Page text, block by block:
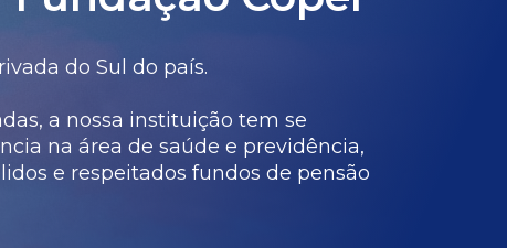
do Sul do país.
a nossa instituição tem se
na área de saúde e previdência,
e respeitados fundos de pensão